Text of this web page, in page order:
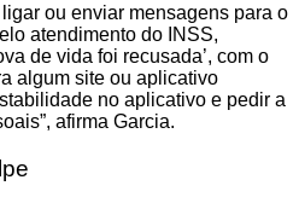
ou enviar mensagens para o
atendimento do INSS,
de vida foi recusada’, com o
algum site ou aplicativo
no aplicativo e pedir a
afirma Garcia.